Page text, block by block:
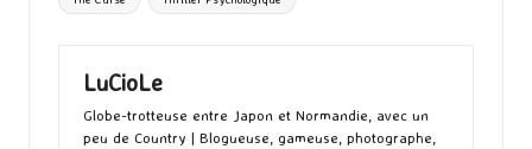
LuCioLe
Globe-trotteuse entre Japon et Normandie, avec un
peu de Country | Blogueuse, gameuse, photographe,